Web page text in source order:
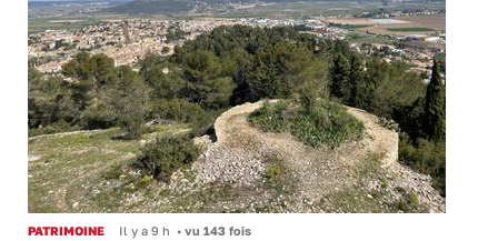
PATRIMOINE Il y a 9 h • vu 143 fois